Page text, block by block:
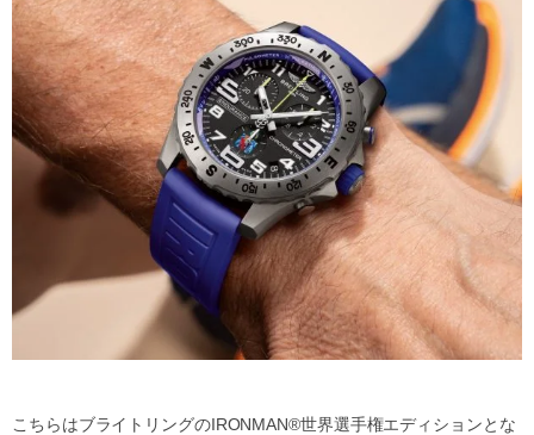
こちらはブライトリングのIRONMAN®世界選手権エディションとな